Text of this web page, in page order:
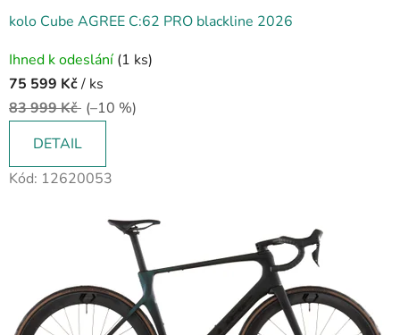
kolo Cube AGREE C:62 PRO blackline 2026
Ihned k odeslání (1 ks)
75 599 Kč/ ks
83 999 Kč (–10 %)
DETAIL
Kód: 12620053